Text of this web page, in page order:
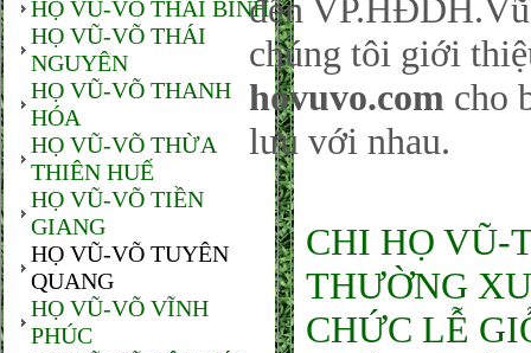
HỌ VŨ-VÕ THÁI BÌNH
HỌ VŨ-VÕ THÁI
NGUYÊN
HỌ VŨ-VÕ THANH
HÓA
HỌ VŨ-VÕ THỪA
THIÊN HUẾ
HỌ VŨ-VÕ TIỀN
GIANG
HỌ VŨ-VÕ TUYÊN
QUANG
HỌ VŨ-VÕ VĨNH
PHÚC
đến
chúng tôi giới
hovuvo.com cho
lưu với nhau.
CHI HỌ VŨ-
THƯỜNG
CHỨC LỄ